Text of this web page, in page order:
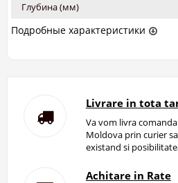
Глубина (мм)
Подробные характеристики
Livrare in tota
Va vom livra
Moldova prin curier
existand si
Achitare in Rate